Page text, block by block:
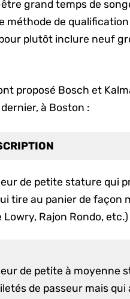
grand temps de
méthode de
plutôt inclure neuf
proposé Bosch et
à Boston :
de petite stature qui
tire au panier de façon
Lowry, Rajon Rondo, etc.)
de petite à moyenne
de passeur mais